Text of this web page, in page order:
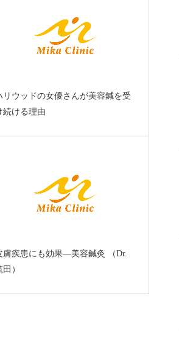
リウッドの女優さんが美容鍼を受
続ける理由
膚疾患にも効果―美容鍼灸 （Dr.
田）